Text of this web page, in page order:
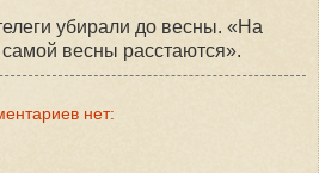
убирали до весны. «На
весны расстаются».
нет: